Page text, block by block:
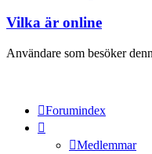
Vilka är online
Användare som besöker
Forumindex
Medlemmar